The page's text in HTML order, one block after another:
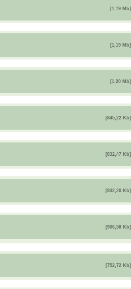
[1,19 Mb]
[1,19 Mb]
[1,20 Mb]
[845,22 Kb]
[832,47 Kb]
[932,20 Kb]
[906,58 Kb]
[752,72 Kb]